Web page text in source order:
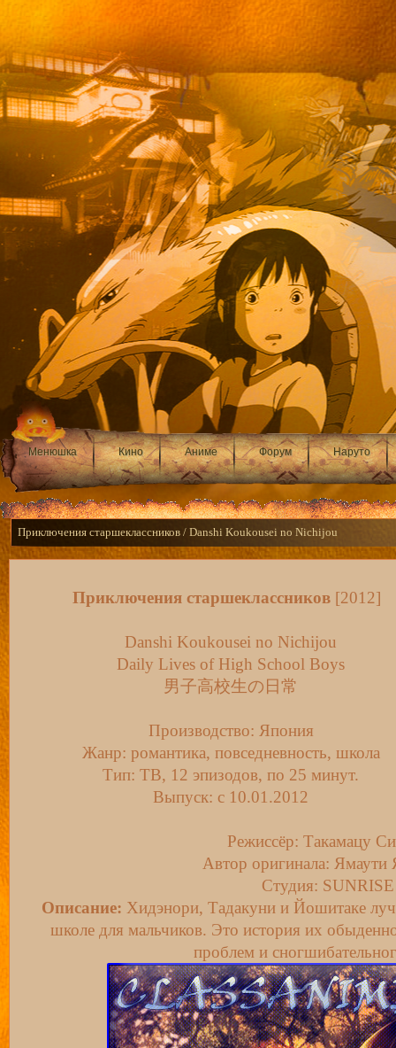
Менюшка Кино Аниме Форум Наруто
Приключения старшеклассников / Danshi Koukousei no Nichijou
Приключения старшеклассников[2012]
Danshi Koukousei no Nichijou
Daily Lives of High School Boys
男子高校生の日常
Производство: Япония
Жанр: романтика, повседневность, школа
Тип: ТВ, 12 эпизодов, по 25 минут.
Выпуск: c 10.01.2012
Режиссёр: Такамацу
Автор оригинала: Ямаути
Студия: SUNRISE
Описание: Хидэнори, Тадакуни и Йошитаке
школе для мальчиков. Это история их
проблем и